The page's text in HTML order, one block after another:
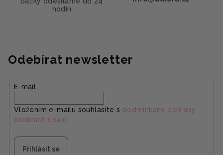
hodin
Odebírat newsletter
E-mail
Vložením e-mailu souhlasíte s podmínkami ochrany
osobních údajů
Přihlásit se